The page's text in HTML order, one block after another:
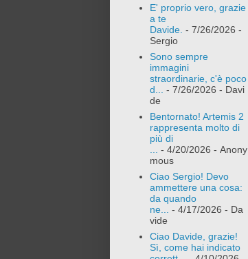
E' proprio vero, grazie
a te
Davide. - 7/26/2026 -
Sergio
Sono sempre
immagini
straordinarie, c'è poco
d... - 7/26/2026 - Davi
de
Bentornato! Artemis 2
rappresenta molto di
più di
... - 4/20/2026 - Anony
mous
Ciao Sergio! Devo
ammettere una cosa:
da quando
ne... - 4/17/2026 - Da
vide
Ciao Davide, grazie!
Sì, come hai indicato